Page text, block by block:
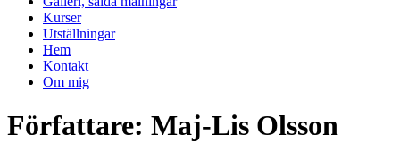
Kurser
Utställningar
Hem
Kontakt
Om mig
Författare: Maj-Lis Olsson